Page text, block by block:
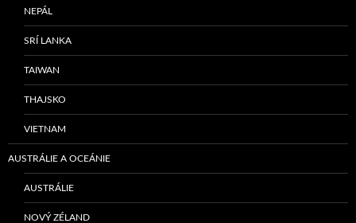
NEPÁL
SRÍ LANKA
TAIWAN
THAJSKO
VIETNAM
AUSTRÁLIE A OCEÁNIE
AUSTRÁLIE
NOVÝ ZÉLAND